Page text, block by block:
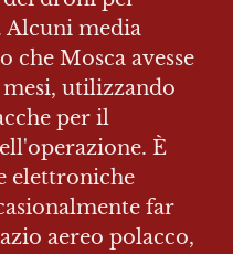
Alcuni media
che Mosca avesse
utilizzando
per il
È
elettroniche
far
aereo polacco,